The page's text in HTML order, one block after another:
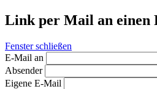
Link per Mail an einen
Fenster schließen
E-Mail an
Absender
Eigene E-Mail